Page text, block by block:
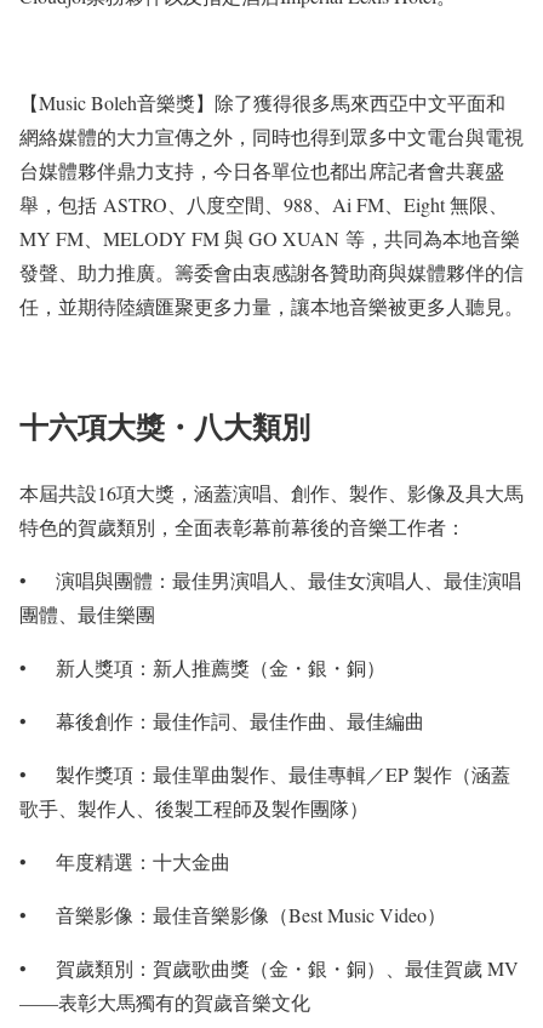
【Music Boleh音樂獎】除了獲得很多馬來西亞中文平面和
網絡媒體的大力宣傳之外，同時也得到眾多中文電台與電視
台媒體夥伴鼎力支持，今日各單位也都出席記者會共襄盛
舉，包括 ASTRO、八度空間、988、Ai FM、Eight 無限、
MY FM、MELODY FM 與 GO XUAN 等，共同為本地音樂
發聲、助力推廣。籌委會由衷感謝各贊助商與媒體夥伴的信
任，並期待陸續匯聚更多力量，讓本地音樂被更多人聽見。
十六項大獎・八大類別
本屆共設16項大獎，涵蓋演唱、創作、製作、影像及具大馬
特色的賀歲類別，全面表彰幕前幕後的音樂工作者：
• 演唱與團體：最佳男演唱人、最佳女演唱人、最佳演唱
團體、最佳樂團
• 新人獎項：新人推薦獎（金・銀・銅）
• 幕後創作：最佳作詞、最佳作曲、最佳編曲
• 製作獎項：最佳單曲製作、最佳專輯／EP 製作（涵蓋
歌手、製作人、後製工程師及製作團隊）
• 年度精選：十大金曲
• 音樂影像：最佳音樂影像（Best Music Video）
• 賀歲類別：賀歲歌曲獎（金・銀・銅）、最佳賀歲 MV
——表彰大馬獨有的賀歲音樂文化